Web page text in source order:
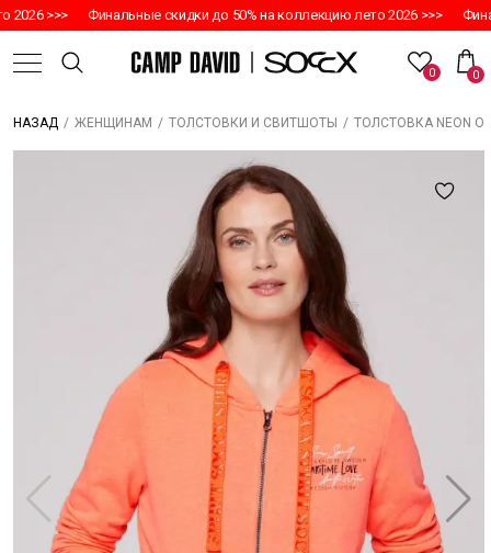
>>> Финальные скидки до 50% на коллекцию лето 2026 >>>
0 0
НАЗАД / ЖЕНЩИНАМ / ТОЛСТОВКИ И СВИТШОТЫ / ТОЛСТОВКА NEON